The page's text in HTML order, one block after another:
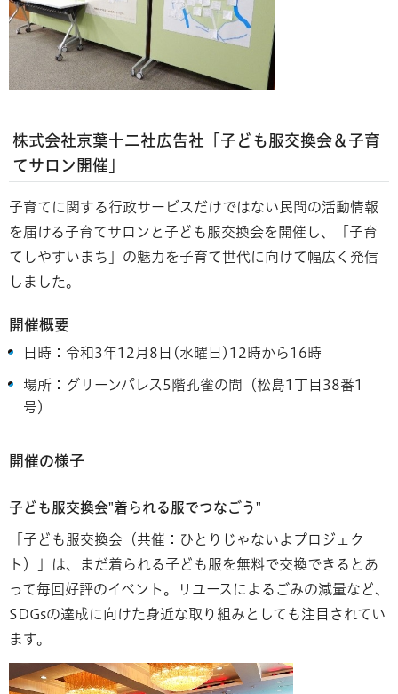
株式会社京葉十二社広告社「子ども服交換会＆子育
てサロン開催」
子育てに関する行政サービスだけではない民間の活動情報
を届ける子育てサロンと子ども服交換会を開催し、「子育
てしやすいまち」の魅力を子育て世代に向けて幅広く発信
しました。
開催概要
日時：令和3年12月8日(水曜日)12時から16時
場所：グリーンパレス5階孔雀の間（松島1丁目38番1
号）
開催の様子
子ども服交換会"着られる服でつなごう"
「子ども服交換会（共催：ひとりじゃないよプロジェク
ト）」は、まだ着られる子ども服を無料で交換できるとあ
って毎回好評のイベント。リユースによるごみの減量など、
SDGsの達成に向けた身近な取り組みとしても注目されてい
ます。